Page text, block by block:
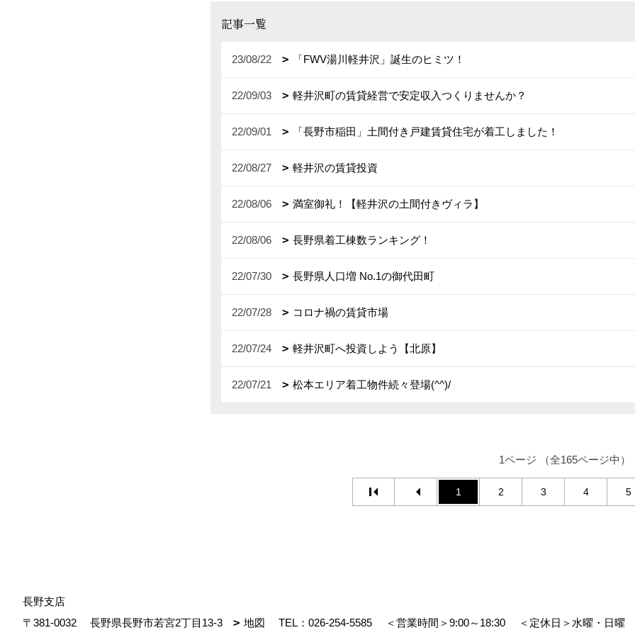
記事一覧
23/08/22 「FWV湯川軽井沢」誕生のヒミツ！
22/09/03 軽井沢町の賃貸経営で安定収入つくりませんか？
22/09/01 「長野市稲田」土間付き戸建賃貸住宅が着工しました！
22/08/27 軽井沢の賃貸投資
22/08/06 満室御礼！【軽井沢の土間付きヴィラ】
22/08/06 長野県着工棟数ランキング！
22/07/30 長野県人口増 No.1の御代田町
22/07/28 コロナ禍の賃貸市場
22/07/24 軽井沢町へ投資しよう【北原】
22/07/21 松本エリア着工物件続々登場(^^)/
1ページ （全165ページ中）
1 2 3 4 5
長野支店
〒381-0032
長野県長野市若宮2丁目13-3 地図 TEL： 026-254-5585 ＜営業時間＞9:00～18:30 ＜定休日＞水曜・日曜